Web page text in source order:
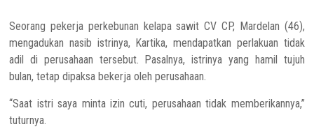
Seorang pekerja perkebunan kelapa sawit CV CP, Mardelan (46),
mengadukan nasib istrinya, Kartika, mendapatkan perlakuan tidak
adil di perusahaan tersebut. Pasalnya, istrinya yang hamil tujuh
bulan, tetap dipaksa bekerja oleh perusahaan.
“Saat istri saya minta izin cuti, perusahaan tidak memberikannya,”
tuturnya.